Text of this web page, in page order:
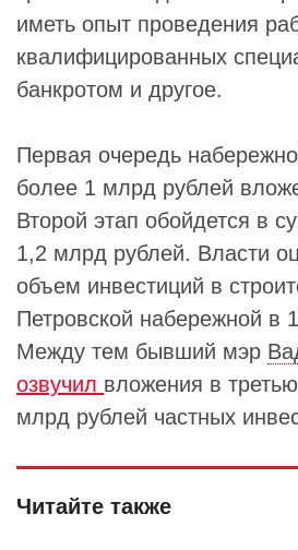
иметь опыт проведения
квалифицированных
банкротом и другое.
Первая очередь
более 1 млрд рублей
Второй этап обойдется в
1,2 млрд рублей. Власти
объем инвестиций в
Петровской набережной в
Между тем бывший мэр
озвучил вложения в
млрд рублей частных
Читайте также